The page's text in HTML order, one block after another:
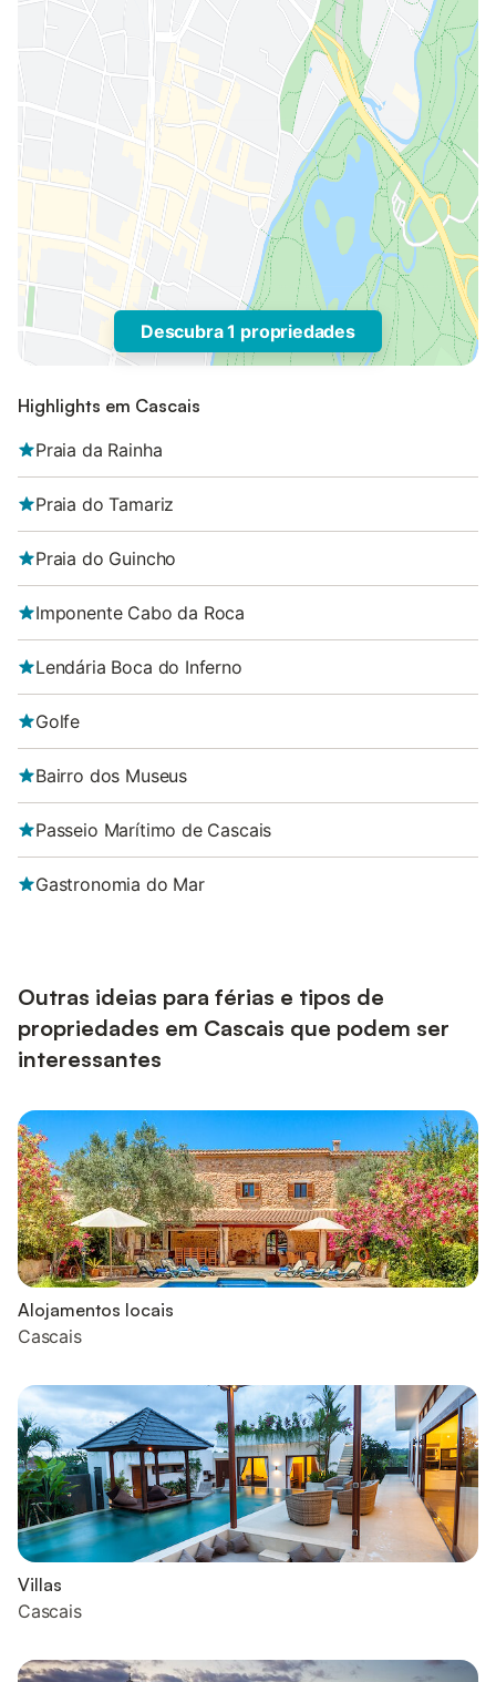
Descubra 1 propriedades
Highlights em Cascais
Praia da Rainha
Praia do Tamariz
Praia do Guincho
Imponente Cabo da Roca
Lendária Boca do Inferno
Golfe
Bairro dos Museus
Passeio Marítimo de Cascais
Gastronomia do Mar
Outras ideias para férias e tipos de
propriedades em Cascais que podem ser
interessantes
Alojamentos locais
Cascais
Villas
Cascais